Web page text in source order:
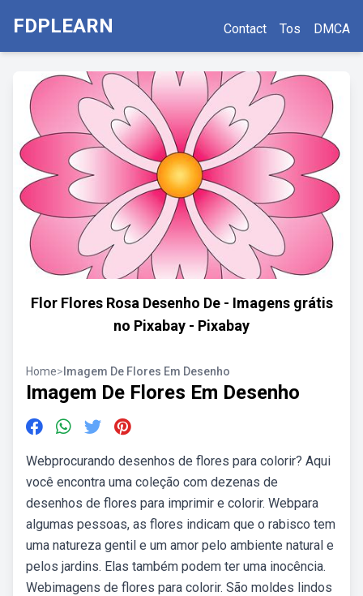
FDPLEARN Contact Tos DMCA
Flor Flores Rosa Desenho De - Imagens grátis
no Pixabay - Pixabay
Home> Imagem De Flores Em Desenho
Imagem De Flores Em Desenho
Webprocurando desenhos de flores para colorir? Aqui
você encontra uma coleção com dezenas de
desenhos de flores para imprimir e colorir. Webpara
algumas pessoas, as flores indicam que o rabisco tem
uma natureza gentil e um amor pelo ambiente natural e
pelos jardins. Elas também podem ter uma inocência.
Webimagens de flores para colorir. São moldes lindos